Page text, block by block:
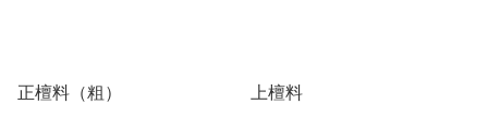
正檀料（粗） 上檀料